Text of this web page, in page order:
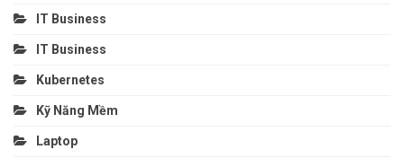
IT Business
IT Business
Kubernetes
Kỹ Năng Mềm
Laptop